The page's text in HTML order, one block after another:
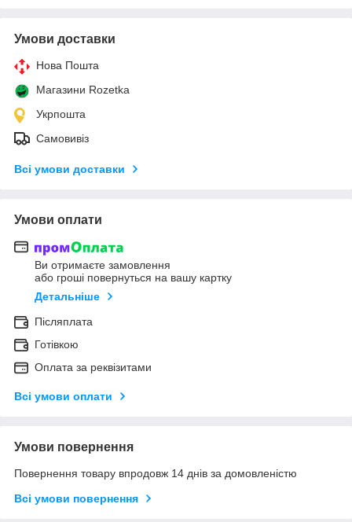
Умови доставки
Нова Пошта
Магазини Rozetka
Укрпошта
Самовивіз
Всі умови доставки
Умови оплати
Ви отримаєте замовлення
або гроші повернуться на вашу картку
Детальніше
Післяплата
Готівкою
Оплата за реквізитами
Всі умови оплати
Умови повернення
Повернення товару впродовж 14 днів за домовленістю
Всі умови повернення